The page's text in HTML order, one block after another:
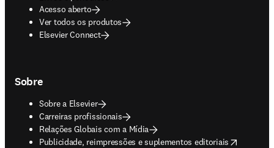
Acesso aberto
Ver todos os produtos
Elsevier Connect
Sobre
Sobre a Elsevier
Carreiras profissionais
Relações Globais com a Mídia
Publicidade, reimpressões e suplementos editoriais
opens in new tab/window